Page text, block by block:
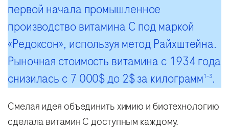
первой начала промышленное
производство витамина C под маркой
«Редоксон», используя метод Райхштейна.
Рыночная стоимость витамина с 1934 года
снизилась с 7 000$ до 2$ за килограмм1–3.
Смелая идея объединить химию и биотехнологию
сделала витамин C доступным каждому.